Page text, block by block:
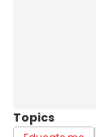
Topics